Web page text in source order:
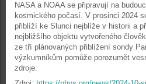
NASA a NOAA se připravují na
kosmického počasí. V prosinci 2024
přiblíží ke Slunci nejblíže v historii a
nejbližšího objektu vytvořeného
ze tří plánovaných přiblížení sondy
výzkumníkům pomůže porozumět
zdroje.